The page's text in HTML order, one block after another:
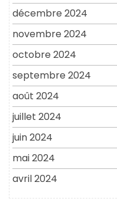
décembre 2024
novembre 2024
octobre 2024
septembre 2024
août 2024
juillet 2024
juin 2024
mai 2024
avril 2024